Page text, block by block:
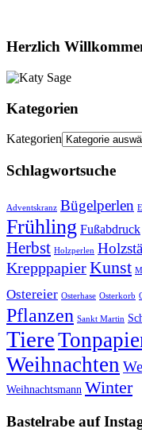
Herzlich
Kategorien
Kategorien
Schlagwortsuche
Adventskranz Bügelperlen
Frühling Fußabdruck
Herbst Holzperlen
KrepppapierKunst
Ostereier Osterhase Osterkorb
Pflanzen Sankt Martin
Tiere
Weihnachten
Weihnachtsmann Winter
Bastelrabe auf